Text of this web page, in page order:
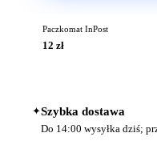
Paczkomat InPost
12 zł
✦Szybka dostawa
Do 14:00 wysyłka dziś;